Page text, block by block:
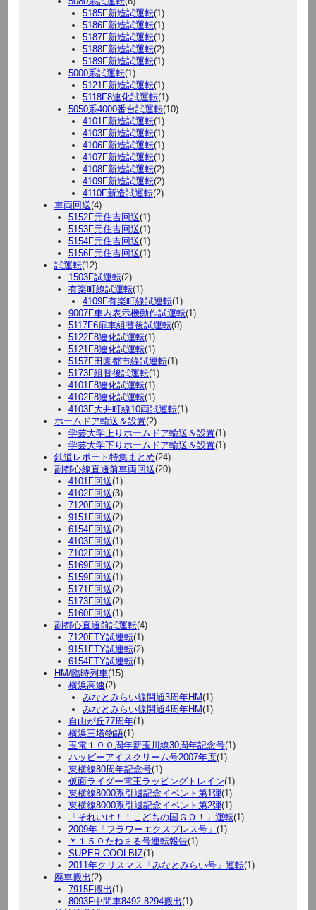
5185F新造試運転(1)
5186F新造試運転(1)
5187F新造試運転(1)
5188F新造試運転(2)
5189F新造試運転(1)
5000系試運転(1)
5121F新造試運転(1)
5118F8連化試運転(1)
5050系4000番台試運転(10)
4101F新造試運転(1)
4103F新造試運転(1)
4106F新造試運転(1)
4107F新造試運転(1)
4108F新造試運転(2)
4109F新造試運転(2)
4110F新造試運転(2)
車両回送(4)
5152F元住吉回送(1)
5153F元住吉回送(1)
5154F元住吉回送(1)
5156F元住吉回送(1)
試運転(12)
1503F試運転(2)
有楽町線試運転(1)
4109F有楽町線試運転(1)
9007F車内表示機動作試運転(1)
5117F6扉車組替後試運転(0)
5122F8連化試運転(1)
5121F8連化試運転(1)
5157F田園都市線試運転(1)
5173F組替後試運転(1)
4101F8連化試運転(1)
4102F8連化試運転(1)
4103F大井町線10両試運転(1)
ホームドア輸送＆設置(2)
学芸大学上りホームドア輸送＆設置(1)
学芸大学下りホームドア輸送＆設置(1)
鉄道レポート特集まとめ(24)
副都心線直通前車両回送(20)
4101F回送(1)
4102F回送(3)
7120F回送(2)
9151F回送(2)
6154F回送(2)
4103F回送(1)
7102F回送(1)
5169F回送(2)
5159F回送(1)
5171F回送(2)
5173F回送(2)
5160F回送(1)
副都心直通前試運転(4)
7120FTY試運転(1)
9151FTY試運転(2)
6154FTY試運転(1)
HM/臨時列車(15)
横浜高速(2)
みなとみらい線開通3周年HM(1)
みなとみらい線開通4周年HM(1)
自由が丘77周年(1)
横浜三塔物語(1)
玉電１００周年新玉川線30周年記念号(1)
ハッピーアイスクリーム号2007年度(1)
東横線80周年記念号(1)
仮面ライダー電王ラッピングトレイン(1)
東横線8000系引退記念イベント第1弾(1)
東横線8000系引退記念イベント第2弾(1)
「それいけ！！こどもの国ＧＯ！」運転(1)
2009年「フラワーエクスプレス号」 (1)
Ｙ１５０たねまる号運転報告(1)
SUPER COOLBIZ(1)
2011年クリスマス「みなとみらい号」運転(1)
廃車搬出(2)
7915F搬出(1)
8093F中間車8492-8294搬出(1)